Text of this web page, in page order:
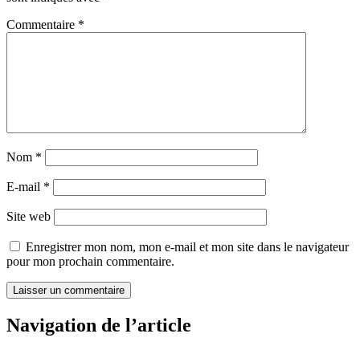
Commentaire *
Nom *
E-mail *
Site web
Enregistrer mon nom, mon e-mail et mon site dans le navigateur
pour mon prochain commentaire.
Navigation de l’article